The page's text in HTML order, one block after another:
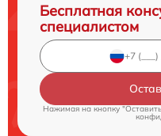
Бесплатная
специалистом
Нажимая на кнопку